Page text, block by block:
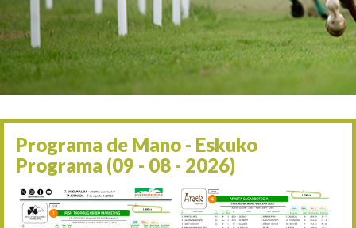
06/09 17:30 Irailaren 6a / 6 de
13/09 17:30 Irailaren 13a / 13 de
30/09 11:30 Irailaren 30a / 30 de
11/06 11:30
05/07 11:30 Uztailaren 5a / 5 de julio
12/07 11:30 Uztailaren 12a / 12 de
19/07 11:30 Uztailaren 19a / 19 de
Programa de Mano - Eskuko
Programa (09 - 08 - 2026)